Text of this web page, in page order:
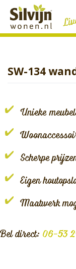
Skip
content
SW-134
Unieke
Scherpe
Eigen
Maatwerk
Bel direct: 06-53